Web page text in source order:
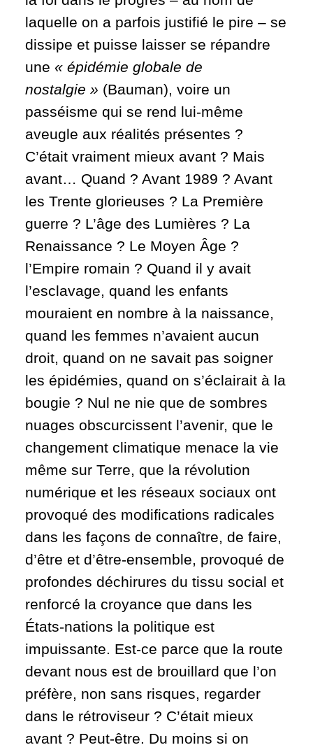
laquelle on a parfois justifié le pire – se
dissipe et puisse laisser se répandre
une « épidémie globale de
nostalgie » (Bauman), voire un
passéisme qui se rend lui-même
aveugle aux réalités présentes ?
C’était vraiment mieux avant ? Mais
avant… Quand ? Avant 1989 ? Avant
les Trente glorieuses ? La Première
guerre ? L’âge des Lumières ? La
Renaissance ? Le Moyen Âge ?
l’Empire romain ? Quand il y avait
l’esclavage, quand les enfants
mouraient en nombre à la naissance,
quand les femmes n’avaient aucun
droit, quand on ne savait pas soigner
les épidémies, quand on s’éclairait à la
bougie ? Nul ne nie que de sombres
nuages obscurcissent l’avenir, que le
changement climatique menace la vie
même sur Terre, que la révolution
numérique et les réseaux sociaux ont
provoqué des modifications radicales
dans les façons de connaître, de faire,
d’être et d’être-ensemble, provoqué de
profondes déchirures du tissu social et
renforcé la croyance que dans les
États-nations la politique est
impuissante. Est-ce parce que la route
devant nous est de brouillard que l’on
préfère, non sans risques, regarder
dans le rétroviseur ? C’était mieux
avant ? Peut-être. Du moins si on